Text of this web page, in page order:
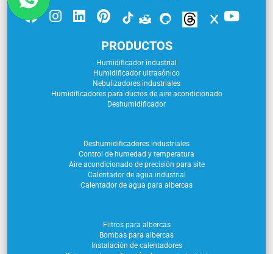
PRODUCTOS
Humidificador industrial
Humidificador ultrasónico
Nebulizadores industriales
Humidificadores para ductos de aire acondicionado
Deshumidificador
Deshumidificadores industriales
Control de humedad y temperatura
Aire acondicionado de precisión para site
Calentador de agua industrial
Calentador de agua para albercas
Filtros para albercas
Bombas para albercas
Instalación de calentadores